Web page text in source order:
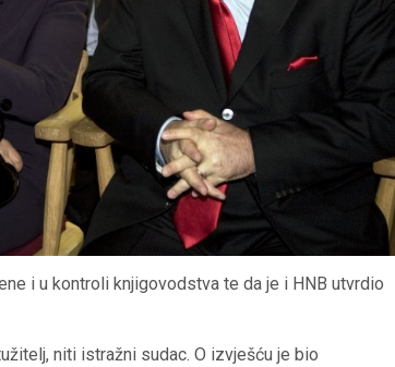
i u kontroli knjigovodstva te da je i HNB utvrdio
niti istražni sudac. O izvješću je bio